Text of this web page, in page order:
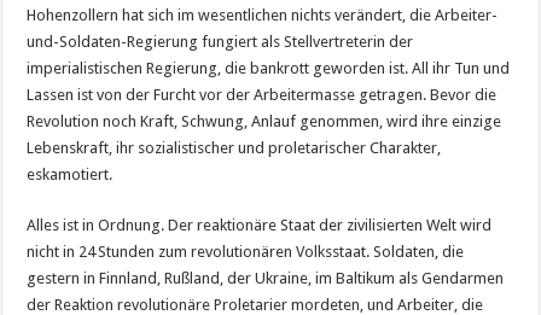
Hohenzollern hat sich im wesentlichen nichts verändert, die Arbeiter-
und-Soldaten-Regierung fungiert als Stellvertreterin der
imperialistischen Regierung, die bankrott geworden ist. All ihr Tun und
Lassen ist von der Furcht vor der Arbeitermasse getragen. Bevor die
Revolution noch Kraft, Schwung, Anlauf genommen, wird ihre einzige
Lebenskraft, ihr sozialistischer und proletarischer Charakter,
eskamotiert.
Alles ist in Ordnung. Der reaktionäre Staat der zivilisierten Welt wird
nicht in 24 Stunden zum revolutionären Volksstaat. Soldaten, die
gestern in Finnland, Rußland, der Ukraine, im Baltikum als Gendarmen
der Reaktion revolutionäre Proletarier mordeten, und Arbeiter, die